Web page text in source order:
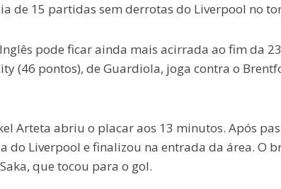
de 15 partidas sem derrotas do Liverpool no
pode ficar ainda mais acirrada ao fim da
(46 pontos), de Guardiola, joga contra o
Arteta abriu o placar aos 13 minutos. Após
do Liverpool e finalizou na entrada da área. O
que tocou para o gol.